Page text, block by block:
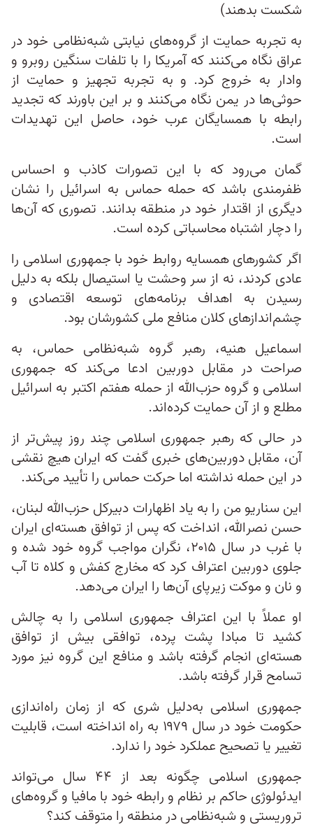
شکست بدهند)
به تجربه حمایت از گروه‌های نیابتی شبه‌نظامی خود در
عراق نگاه می‌کنند که آمریکا را با تلفات سنگین روبرو و
وادار به خروج کرد. و به تجربه تجهیز و حمایت از
حوثی‌ها در یمن نگاه می‌کنند و بر این باورند که تجدید
رابطه با همسایگان عرب خود، حاصل این تهدیدات
است.
گمان می‌رود که با این تصورات کاذب و احساس
ظفرمندی باشد که حمله حماس به اسرائیل را نشان
دیگری از اقتدار خود در منطقه بدانند. تصوری که آن‌ها
را دچار اشتباه محاسباتی کرده است.
اگر کشورهای همسایه روابط خود با جمهوری اسلامی را
عادی کردند، نه از سر وحشت یا استیصال بلکه به دلیل
رسیدن به اهداف برنامه‌های توسعه اقتصادی و
چشم‌اندازهای کلان منافع ملی کشورشان بود.
اسماعیل هنیه، رهبر گروه شبه‌نظامی حماس، به
صراحت در مقابل دوربین ادعا می‌کند که جمهوری
اسلامی و گروه حزب‌الله از حمله هفتم اکتبر به اسرائیل
مطلع و از آن حمایت کرده‌اند.
در حالی که رهبر جمهوری اسلامی چند روز پیش‌تر از
آن، مقابل دوربین‌های خبری گفت که ایران هیچ نقشی
در این حمله نداشته اما حرکت حماس را تأیید می‌کند.
این سناریو من را به یاد اظهارات دبیرکل حزب‌الله لبنان،
حسن نصرالله، انداخت که پس از توافق هسته‌ای ایران
با غرب در سال ۲۰۱۵، نگران مواجب گروه خود شده و
جلوی دوربین اعتراف کرد که مخارج کفش و کلاه تا آب
و نان و موکت زیرپای آن‌ها را ایران می‌دهد.
او عملاً با این اعتراف جمهوری اسلامی را به چالش
کشید تا مبادا پشت پرده، توافقی بیش از توافق
هسته‌ای انجام گرفته باشد و منافع این گروه نیز مورد
تسامح قرار گرفته باشد.
جمهوری اسلامی به‌دلیل شری که از زمان راه‌اندازی
حکومت خود در سال ۱۹۷۹ به راه انداخته است، قابلیت
تغییر یا تصحیح عملکرد خود را ندارد.
جمهوری اسلامی چگونه بعد از ۴۴ سال می‌تواند
ایدئولوژی حاکم بر نظام و رابطه خود با مافیا و گروه‌های
تروریستی و شبه‌نظامی در منطقه را متوقف کند؟